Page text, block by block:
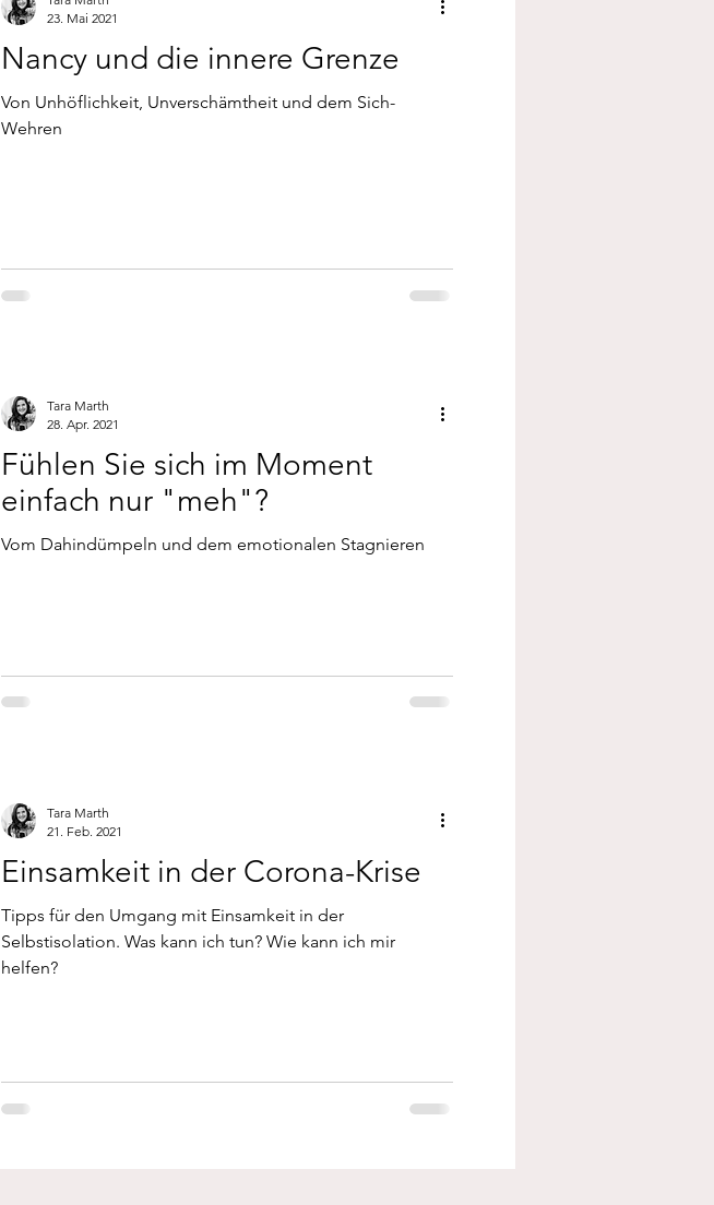
Nancy und die innere Grenze
Von Unhöflichkeit, Unverschämtheit und dem Sich-
Wehren
23. Mai 2021
Fühlen Sie sich im Moment
einfach nur "meh"?
Vom Dahindümpeln und dem emotionalen Stagnieren
Tara Marth
28. Apr. 2021
Einsamkeit in der Corona-Krise
Tipps für den Umgang mit Einsamkeit in der
Selbstisolation. Was kann ich tun? Wie kann ich mir
helfen?
Tara Marth
21. Feb. 2021